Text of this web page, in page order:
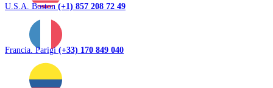
U.S.A. Boston(+1) 857 208 72 49
Francia. Parigi(+33) 170 849 040